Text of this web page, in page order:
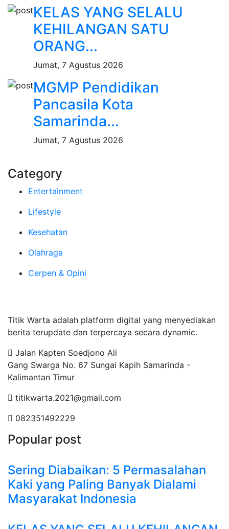
KELAS YANG SELALU
KEHILANGAN SATU
ORANG...
Jumat, 7 Agustus 2026
MGMP Pendidikan
Pancasila Kota
Samarinda...
Jumat, 7 Agustus 2026
Category
Entertainment
Lifestyle
Kesehatan
Olahraga
Cerpen & Opini
Titik Warta adalah platform digital yang menyediakan
berita terupdate dan terpercaya secara dynamic.
Jalan Kapten Soedjono Ali
Gang Swarga No. 67 Sungai Kapih Samarinda -
Kalimantan Timur
titikwarta.2021@gmail.com
082351492229
Popular post
Sering Diabaikan: 5 Permasalahan
Kaki yang Paling Banyak Dialami
Masyarakat Indonesia